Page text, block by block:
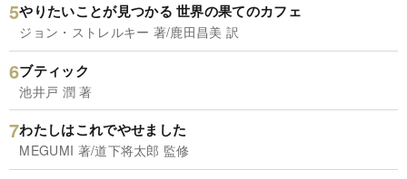
やりたいことが見つかる 世界の果てのカフェ
ジョン・ストレルキー 著/鹿田昌美 訳
ブティック
池井戸 潤 著
わたしはこれでやせました
MEGUMI 著/道下将太郎 監修